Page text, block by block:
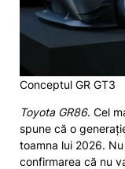
Conceptul GR GT3
Toyota GR86. Cel
spune că o
toamna lui 2026.
confirmarea că nu